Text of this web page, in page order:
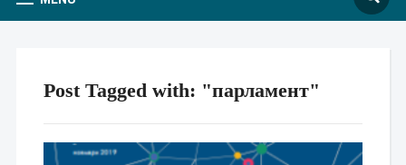
Post Tagged with: "парламент"